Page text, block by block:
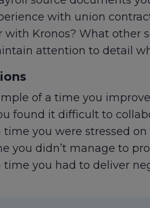
with union
with Kronos? What other
attention to detail
of a time you
found it difficult to
time you were stressed
you didn’t manage to
time you had to deliver